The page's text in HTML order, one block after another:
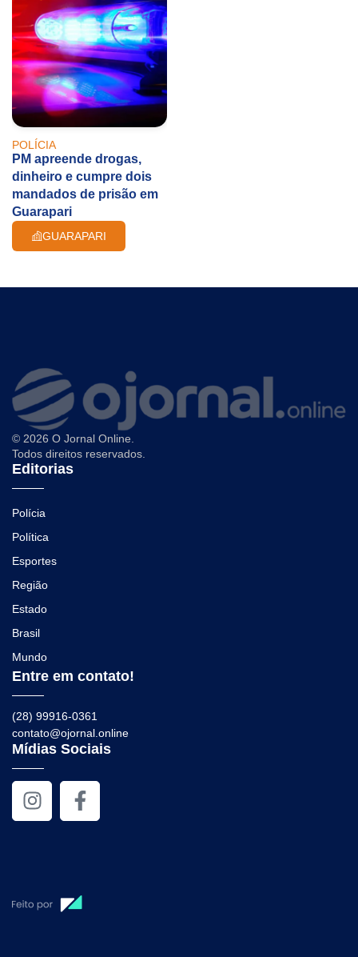
POLÍCIA
PM apreende drogas,
dinheiro e cumpre dois
mandados de prisão em
Guarapari
GUARAPARI
© 2026 O Jornal Online.
Todos direitos reservados.
Editorias
Polícia
Política
Esportes
Região
Estado
Brasil
Mundo
Entre em contato!
(28) 99916-0361
contato@ojornal.online
Mídias Sociais